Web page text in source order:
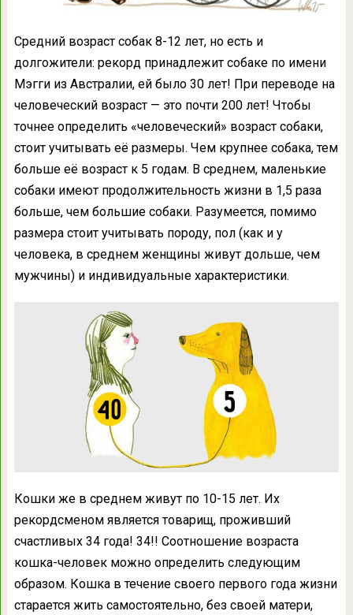
Средний возраст собак 8-12 лет, но есть и
долгожители: рекорд принадлежит собаке по имени
Мэгги из Австралии, ей было 30 лет! При переводе на
человеческий возраст — это почти 200 лет! Чтобы
точнее определить «человеческий» возраст собаки,
стоит учитывать её размеры. Чем крупнее собака, тем
больше её возраст к 5 годам. В среднем, маленькие
собаки имеют продолжительность жизни в 1,5 раза
больше, чем большие собаки. Разумеется, помимо
размера стоит учитывать породу, пол (как и у
человека, в среднем женщины живут дольше, чем
мужчины) и индивидуальные характеристики.
Кошки же в среднем живут по 10-15 лет. Их
рекордсменом является товарищ, проживший
счастливых 34 года! 34!! Соотношение возраста
кошка-человек можно определить следующим
образом. Кошка в течение своего первого года жизни
старается жить самостоятельно, без своей матери,